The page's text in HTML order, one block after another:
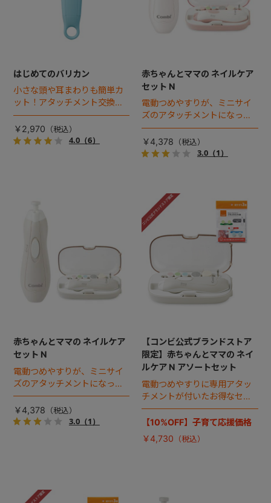
はじめてのバリカン
小さな頭や耳まわりも簡単カ
ット！アタッチメント交換不
要！ママでも使いやすい軽
量・コンパクトサイズです。
￥2,970
4.0（6）
赤ちゃんとママの ネイルケア
セット N
電動つめやすりが、ミニサイ
ズのアタッチメントになって
リニューアル！
￥4,378
3.0（1）
赤ちゃんとママの ネイルケア
セット N
電動つめやすりが、ミニサイ
ズのアタッチメントになって
リニューアル！
￥4,378
3.0（1）
【コンビ公式ブランドストア
限定】赤ちゃんとママの ネイ
ルケア N アソートセット
電動つめやすりに専用アタッ
チメントが付いたお得なセッ
ト。
【10%OFF】子育て応援価格
￥4,730